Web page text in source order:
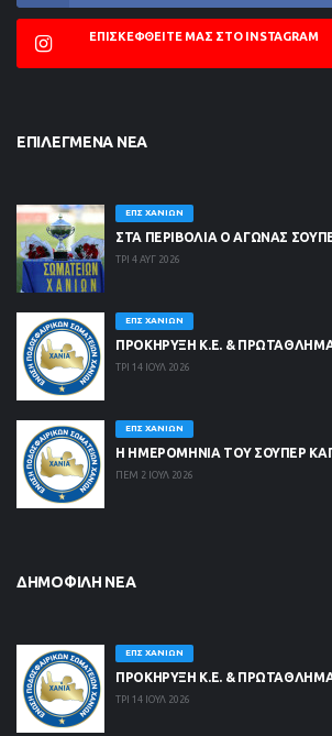
ΕΠΙΣΚΕΦΘΕΊΤΕ ΜΑΣ ΣΤΟ INSTAGRAM
ΕΠΙΛΕΓΜΈΝΑ ΝΈΑ
ΕΠΣ ΧΑΝΊΩΝ
ΣΤΑ ΠΕΡΙΒΟΛΙΑ Ο ΑΓΩΝΑΣ
ΤΡΙ 4 ΑΥΓ 2026
ΕΠΣ ΧΑΝΊΩΝ
ΠΡΟΚΗΡΥΞΗ Κ.Ε. &
ΤΡΙ 14 ΙΟΥΛ 2026
ΕΠΣ ΧΑΝΊΩΝ
Η ΗΜΕΡΟΜΗΝΙΑ ΤΟΥ ΣΟΥΠΕΡ
ΠΕΜ 2 ΙΟΥΛ 2026
ΔΗΜΟΦΙΛΉ ΝΈΑ
ΕΠΣ ΧΑΝΊΩΝ
ΠΡΟΚΗΡΥΞΗ Κ.Ε. &
ΤΡΙ 14 ΙΟΥΛ 2026